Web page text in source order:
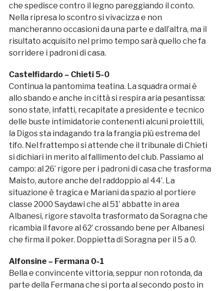
che spedisce contro il legno pareggiando il conto.
Nella ripresa lo scontro si vivacizza e non
mancheranno occasioni da una parte e dall’altra, ma il
risultato acquisito nel primo tempo sarà quello che fa
sorridere i padroni di casa.
Castelfidardo – Chieti 5-0
Continua la pantomima teatina. La squadra ormai è
allo sbando e anche in città si respira aria pesantissa:
sono state, infatti, recapitate a presidente e tecnico
delle buste intimidatorie contenenti alcuni proiettili,
la Digos sta indagando tra la frangia più estrema del
tifo. Nel frattempo si attende che il tribunale di Chieti
si dichiari in merito al fallimento del club. Passiamo al
campo: al 26’ rigore per i padroni di casa che trasforma
Maisto, autore anche del raddoppio al 44’. La
situazione è tragica e Mariani da spazio al portiere
classe 2000 Saydawi che al 51’ abbatte in area
Albanesi, rigore stavolta trasformato da Soragna che
ricambia il favore al 62’ crossando bene per Albanesi
che firma il poker. Doppietta di Soragna per il 5 a 0.
Alfonsine – Fermana 0-1
Bella e convincente vittoria, seppur non rotonda, da
parte della Fermana che si porta al secondo posto in